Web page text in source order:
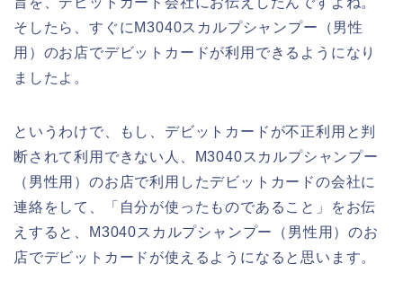
そしたら、すぐにM3040スカルプシャンプー（男性
用）のお店でデビットカードが利用できるようになり
ましたよ。
というわけで、もし、デビットカードが不正利用と判
断されて利用できない人、M3040スカルプシャンプー
（男性用）のお店で利用したデビットカードの会社に
連絡をして、「自分が使ったものであること」をお伝
えすると、M3040スカルプシャンプー（男性用）のお
店でデビットカードが使えるようになると思います。